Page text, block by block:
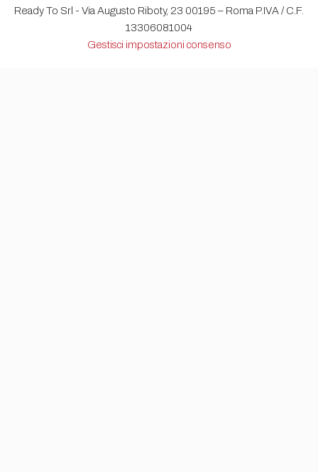
Ready To Srl - Via Augusto Riboty, 23 00195 – Roma P.IVA / C.F.
13306081004
Gestisci impostazioni consenso